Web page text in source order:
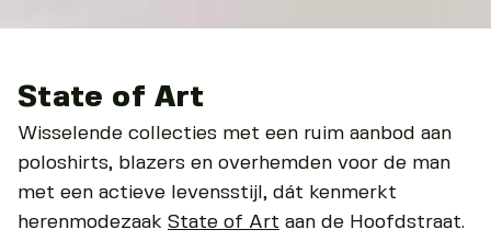
State of Art
Wisselende collecties met een ruim aanbod aan
poloshirts, blazers en overhemden voor de man
met een actieve levensstijl, dát kenmerkt
herenmodezaak State of Art aan de Hoofdstraat.